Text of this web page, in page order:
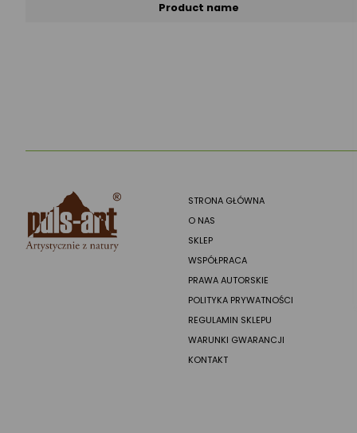
Product name
STRONA GŁÓWNA
O NAS
SKLEP
WSPÓŁPRACA
PRAWA AUTORSKIE
POLITYKA PRYWATNOŚCI
REGULAMIN SKLEPU
WARUNKI GWARANCJI
KONTAKT